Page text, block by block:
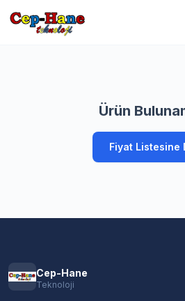
Ürün
Fiyat Listesine
Cep-Hane
Teknoloji